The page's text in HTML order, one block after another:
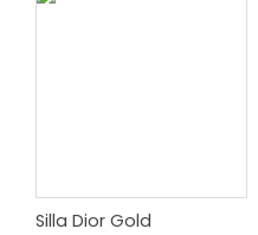
Silla Dior Gold